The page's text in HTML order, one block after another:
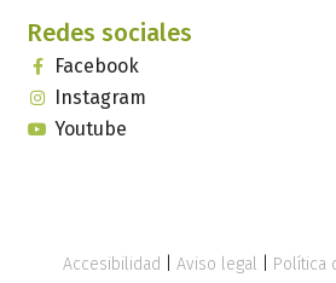
Redes sociales
Facebook
Instagram
Youtube
Accesibilidad Aviso legal
Política